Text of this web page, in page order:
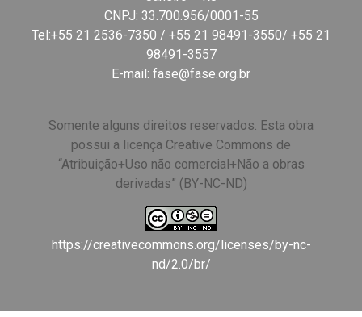
CNPJ: 33.700.956/0001-55
Tel:+55 21 2536-7350 / +55 21 98491-3550/ +55 21
98491-3557
E-mail: fase@fase.org.br
Somente alguns direitos reservados. Esta obra
possui a licença Creative Commons de
“Atribuição+Uso não comercial+Não a obras
derivadas” (BY-NC-ND)
https://creativecommons.org/licenses/by-nc-
nd/2.0/br/